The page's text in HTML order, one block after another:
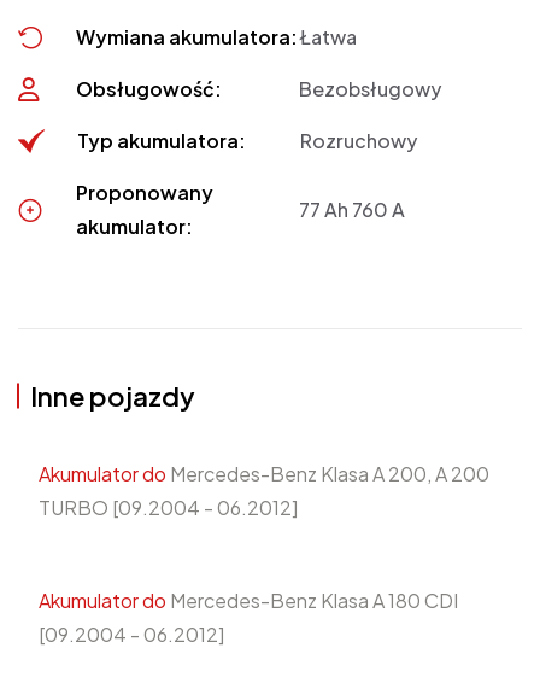
Wymiana akumulatora:Łatwa
Obsługowość: Bezobsługowy
Typ akumulatora: Rozruchowy
Proponowany
akumulator:
77 Ah 760 A
Inne pojazdy
Akumulator do Mercedes-Benz Klasa A 200, A 200
TURBO [09.2004 - 06.2012]
Akumulator do Mercedes-Benz Klasa A 180 CDI
[09.2004 - 06.2012]